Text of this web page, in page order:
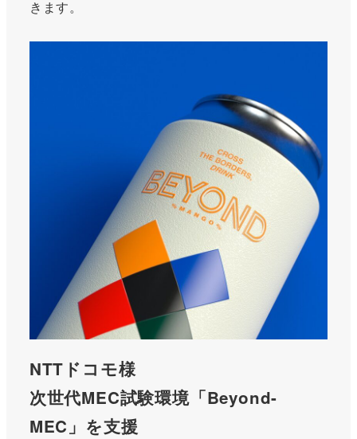
きます。
NTTドコモ様
次世代MEC試験環境「Beyond-
MEC」を支援